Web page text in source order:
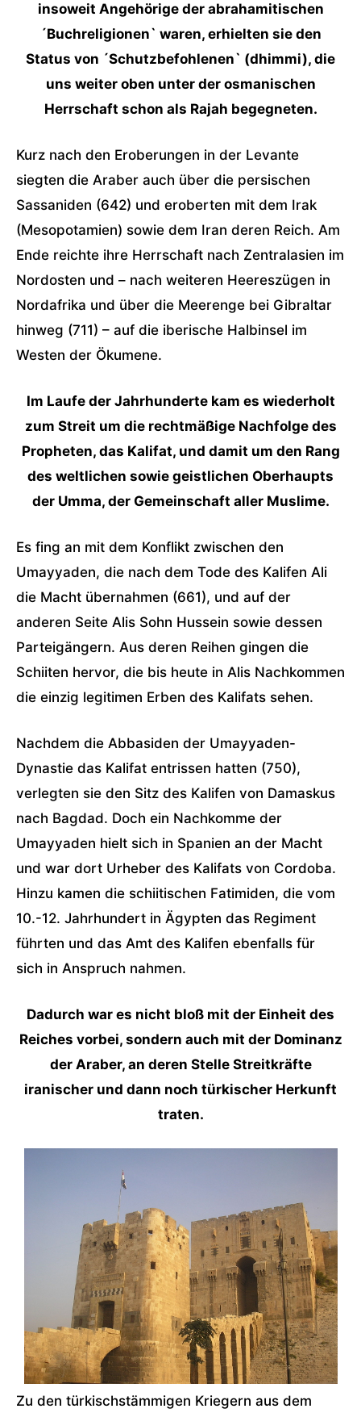
insoweit Angehörige der abrahamitischen
´Buchreligionen` waren, erhielten sie den
Status von ´Schutzbefohlenen` (dhimmi), die
uns weiter oben unter der osmanischen
Herrschaft schon als Rajah begegneten.
Kurz nach den Eroberungen in der Levante
siegten die Araber auch über die persischen
Sassaniden (642) und eroberten mit dem Irak
(Mesopotamien) sowie dem Iran deren Reich. Am
Ende reichte ihre Herrschaft nach Zentralasien im
Nordosten und – nach weiteren Heereszügen in
Nordafrika und über die Meerenge bei Gibraltar
hinweg (711) – auf die iberische Halbinsel im
Westen der Ökumene.
Im Laufe der Jahrhunderte kam es wiederholt
zum Streit um die rechtmäßige Nachfolge des
Propheten, das Kalifat, und damit um den Rang
des weltlichen sowie geistlichen Oberhaupts
der Umma, der Gemeinschaft aller Muslime.
Es fing an mit dem Konflikt zwischen den
Umayyaden, die nach dem Tode des Kalifen Ali
die Macht übernahmen (661), und auf der
anderen Seite Alis Sohn Hussein sowie dessen
Parteigängern. Aus deren Reihen gingen die
Schiiten hervor, die bis heute in Alis Nachkommen
die einzig legitimen Erben des Kalifats sehen.
Nachdem die Abbasiden der Umayyaden-
Dynastie das Kalifat entrissen hatten (750),
verlegten sie den Sitz des Kalifen von Damaskus
nach Bagdad. Doch ein Nachkomme der
Umayyaden hielt sich in Spanien an der Macht
und war dort Urheber des Kalifats von Cordoba.
Hinzu kamen die schiitischen Fatimiden, die vom
10.-12. Jahrhundert in Ägypten das Regiment
führten und das Amt des Kalifen ebenfalls für
sich in Anspruch nahmen.
Dadurch war es nicht bloß mit der Einheit des
Reiches vorbei, sondern auch mit der Dominanz
der Araber, an deren Stelle Streitkräfte
iranischer und dann noch türkischer Herkunft
traten.
Zu den türkischstämmigen Kriegern aus dem